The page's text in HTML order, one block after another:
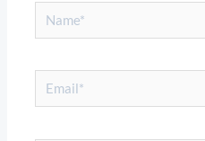
Name*
Email*